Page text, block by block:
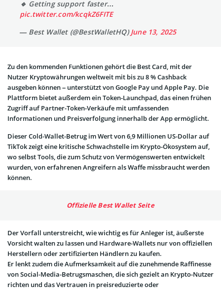
🔹 Getting support faster…
pic.twitter.com/kcqkZ6FITE
— Best Wallet (@BestWalletHQ)June 13, 2025
Zu den kommenden Funktionen gehört die Best Card, mit der
Nutzer Kryptowährungen weltweit mit bis zu 8 % Cashback
ausgeben können – unterstützt von Google Pay und Apple Pay. Die
Plattform bietet außerdem ein Token-Launchpad, das einen frühen
Zugriff auf Partner-Token-Verkäufe mit umfassenden
Informationen und Preisverfolgung innerhalb der App ermöglicht.
Dieser Cold-Wallet-Betrug im Wert von 6,9 Millionen US-Dollar auf
TikTok zeigt eine kritische Schwachstelle im Krypto-Ökosystem auf,
wo selbst Tools, die zum Schutz von Vermögenswerten entwickelt
wurden, von erfahrenen Angreifern als Waffe missbraucht werden
können.
Offizielle Best Wallet Seite
Der Vorfall unterstreicht, wie wichtig es für Anleger ist, äußerste
Vorsicht walten zu lassen und Hardware-Wallets nur von offiziellen
Herstellern oder zertifizierten Händlern zu kaufen.
Er lenkt zudem die Aufmerksamkeit auf die zunehmende Raffinesse
von Social-Media-Betrugsmaschen, die sich gezielt an Krypto-Nutzer
richten und das Vertrauen in preisreduzierte oder